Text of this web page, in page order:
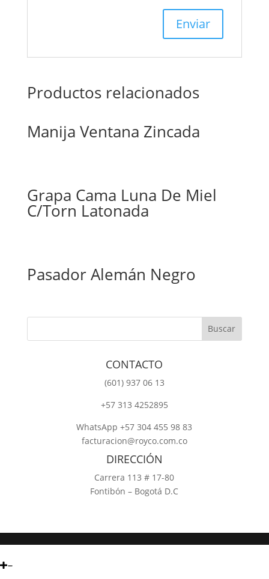
Productos relacionados
Manija Ventana Zincada
Grapa Cama Luna De Miel
C/Torn Latonada
Pasador Alemán Negro
CONTACTO
‎(601) 937 06 13
‎+57 313 4252895
WhatsApp +57 304 455 98 83
facturacion@royco.com.co
DIRECCIÓN
Carrera 113 # 17-80
Fontibón – Bogotá D.C